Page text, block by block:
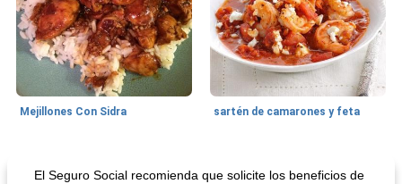
Mejillones Con Sidra sartén de camarones y feta
El Seguro Social recomienda que solicite los beneficios de